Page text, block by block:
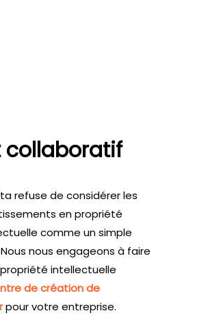
collaboratif
refuse de considérer les
en propriété
comme un simple
nous engageons à faire
intellectuelle
de création de
pour votre entreprise.